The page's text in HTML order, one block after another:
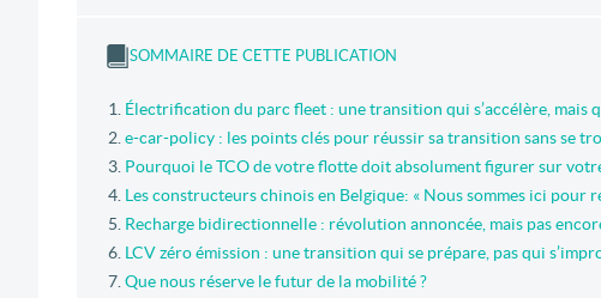
SOMMAIRE DE CETTE PUBLICATION
Électrification du parc fleet : une transition qui s’accélère, mais
e-car-policy : les points clés pour réussir sa transition sans se
Pourquoi le TCO de votre flotte doit absolument figurer sur
Les constructeurs chinois en Belgique: « Nous sommes ici pour
Recharge bidirectionnelle : révolution annoncée, mais pas
LCV zéro émission : une transition qui se prépare, pas qui
Que nous réserve le futur de la mobilité ?